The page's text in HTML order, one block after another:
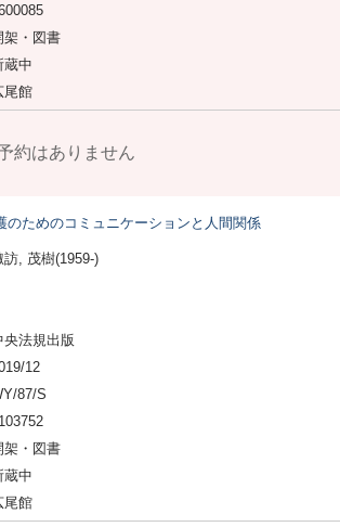
架・図書
蔵中
尾館
約はありません
のためのコミュニケーションと人間関係
訪, 茂樹(1959-)
央法規出版
12
87/S
架・図書
蔵中
尾館